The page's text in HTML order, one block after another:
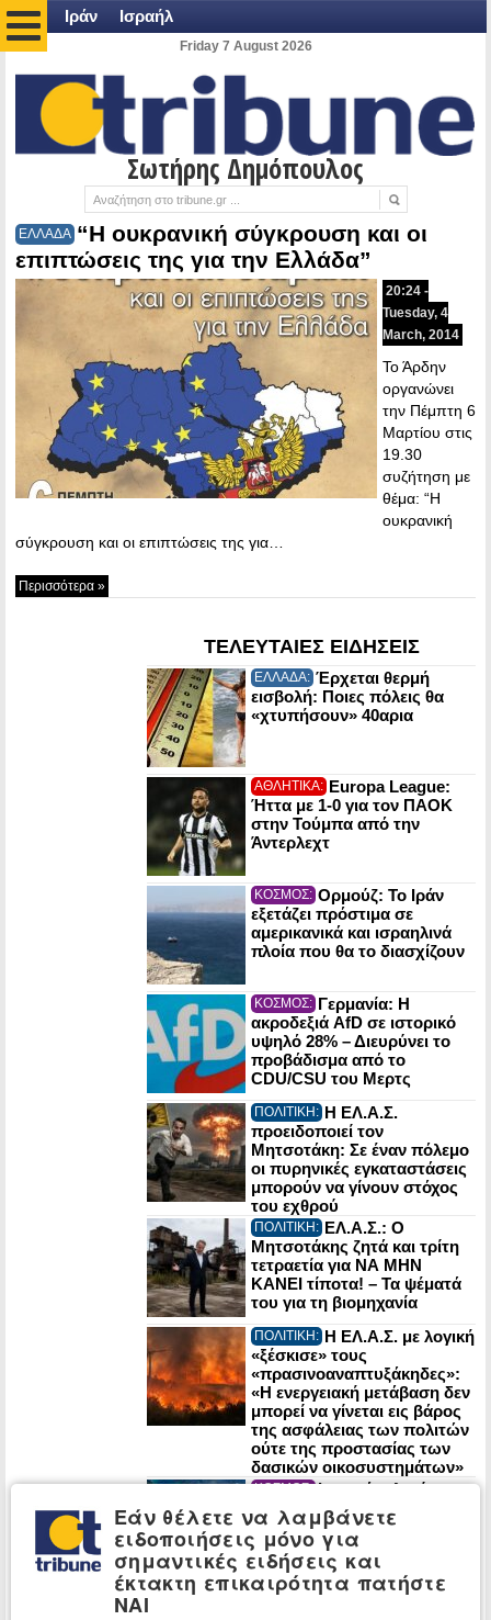
Ιράν Ισραήλ
Friday 7 August 2026
Σωτήρης Δημόπουλος
ΕΛΛΑΔΑ “Η ουκρανική σύγκρουση και οι
επιπτώσεις της για την Ελλάδα”
20:24 -
Tuesday, 4
March, 2014
Το Άρδην
οργανώνει
την Πέμπτη 6
Μαρτίου στις
19.30
συζήτηση με
θέμα: “Η
ουκρανική
σύγκρουση και οι επιπτώσεις της για…
Περισσότερα »
ΤΕΛΕΥΤΑΙΕΣ ΕΙΔΗΣΕΙΣ
ΕΛΛΑΔΑ: Έρχεται θερμή
εισβολή: Ποιες πόλεις θα
«χτυπήσουν» 40αρια
ΑΘΛΗΤΙΚΑ: Europa League:
Ήττα με 1-0 για τον ΠΑΟΚ
στην Τούμπα από την
Άντερλεχτ
ΚΟΣΜΟΣ: Ορμούζ: Το Ιράν
εξετάζει πρόστιμα σε
αμερικανικά και ισραηλινά
πλοία που θα το διασχίζουν
ΚΟΣΜΟΣ: Γερμανία: Η
ακροδεξιά AfD σε ιστορικό
υψηλό 28% – Διευρύνει το
προβάδισμα από το
CDU/CSU του Μερτς
ΠΟΛΙΤΙΚΗ: Η ΕΛ.Α.Σ.
προειδοποιεί τον
Μητσοτάκη: Σε έναν πόλεμο
οι πυρηνικές εγκαταστάσεις
μπορούν να γίνουν στόχος
του εχθρού
ΠΟΛΙΤΙΚΗ: ΕΛ.Α.Σ.: Ο
Μητσοτάκης ζητά και τρίτη
τετραετία για ΝΑ ΜΗΝ
ΚΑΝΕΙ τίποτα! – Τα ψέματά
του για τη βιομηχανία
ΠΟΛΙΤΙΚΗ: Η ΕΛ.Α.Σ. με λογική
«ξέσκισε» τους
«πρασινοαναπτυξάκηδες»:
«Η ενεργειακή μετάβαση δεν
μπορεί να γίνεται εις βάρος
της ασφάλειας των πολιτών
ούτε της προστασίας των
δασικών οικοσυστημάτων»
ΚΟΣΜΟΣ: Ιρανικό τελεσίγραφο
στον Τραμπ: «Αν μας
χτυπήσετε, τινάζουμε στον
αέρα την ενέργεια του
Κόλπου»
ΚΟΣΜΟΣ:
Έντονη
Εάν θέλετε να λαμβάνετε
ειδοποιήσεις μόνο για
σημαντικές ειδήσεις και
έκτακτη επικαιρότητα πατήστε
ΝΑΙ